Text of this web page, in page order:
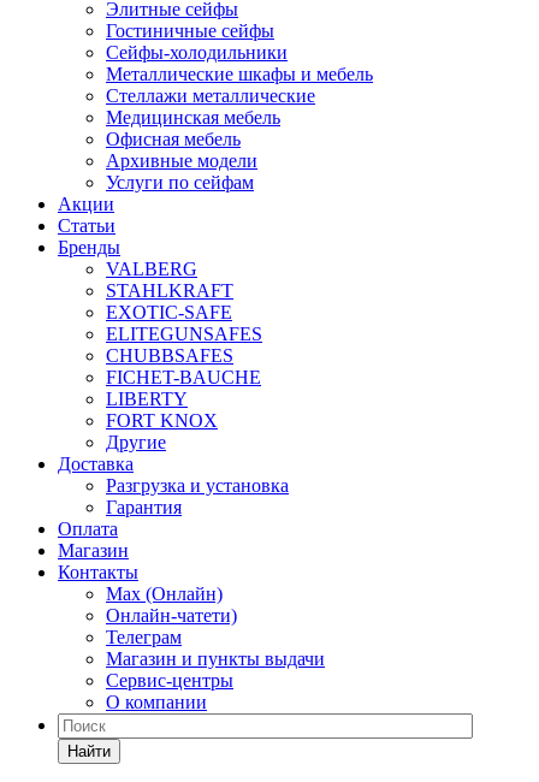
Элитные сейфы
Гостиничные сейфы
Сейфы-холодильники
Металлические шкафы и мебель
Стеллажи металлические
Медицинская мебель
Офисная мебель
Архивные модели
Услуги по сейфам
Акции
Статьи
Бренды
VALBERG
STAHLKRAFT
EXOTIC-SAFE
ELITEGUNSAFES
CHUBBSAFES
FICHET-BAUCHE
LIBERTY
FORT KNOX
Другие
Доставка
Разгрузка и установка
Гарантия
Оплата
Магазин
Контакты
Max (Онлайн)
Онлайн-чатети)
Телеграм
Магазин и пункты выдачи
Сервис-центры
О компании
Найти